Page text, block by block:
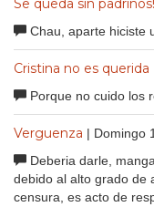
Se queda sin padrinos!
Chau, aparte hiciste
Cristina no es querida
Porque no cuido los
Verguenza | Domingo
Deberia darle,
debido al alto grado de
censura, es acto de